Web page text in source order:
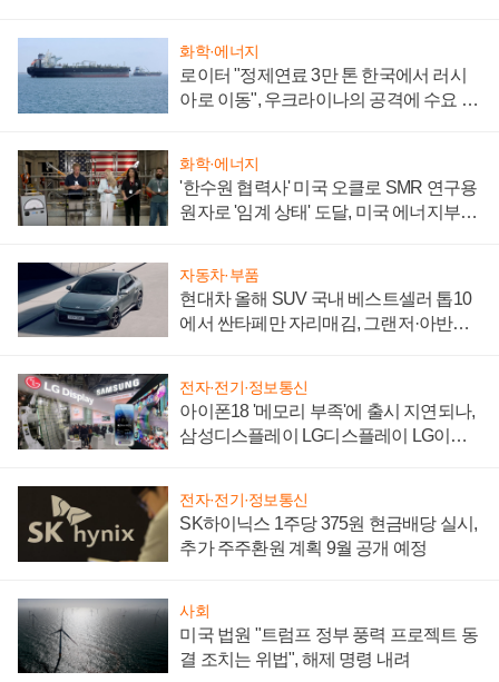
화학·에너지
로이터 "정제연료 3만 톤 한국에서 러시
아로 이동", 우크라이나의 공격에 수요 늘
화학·에너지
'한수원 협력사' 미국 오클로 SMR 연구용
원자로 '임계 상태' 도달, 미국 에너지부
자동차·부품
현대차 올해 SUV 국내 베스트셀러 톱10
에서 싼타페만 자리매김, 그랜저·아반떼
전자·전기·정보통신
아이폰18 '메모리 부족'에 출시 지연되나,
삼성디스플레이 LG디스플레이 LG이노
전자·전기·정보통신
SK하이닉스 1주당 375원 현금배당 실시,
추가 주주환원 계획 9월 공개 예정
사회
미국 법원 "트럼프 정부 풍력 프로젝트 동
결 조치는 위법", 해제 명령 내려